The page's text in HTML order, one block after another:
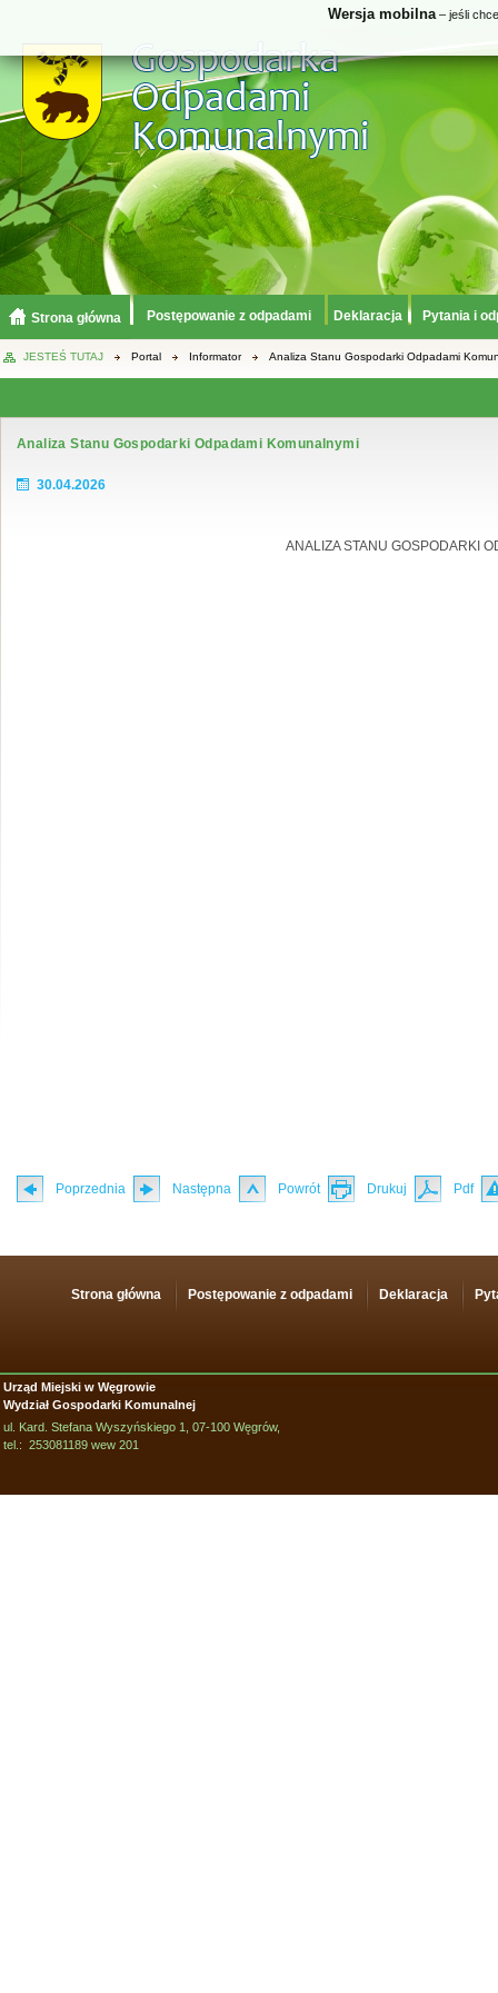
Strona główna Postępowanie z odpadami Deklaracja Pytania i
JESTEŚ TUTAJ Portal Informator Analiza Stanu Gospodarki Odpadami
Analiza Stanu Gospodarki Odpadami Komunalnymi
30.04.2026
ANALIZA STANU GOSPODARKI
Poprzednia Następna Powrót Drukuj Pdf
Strona główna Postępowanie z odpadami Deklaracja
Urząd Miejski w Węgrowie
Wydział Gospodarki Komunalnej
ul. Kard. Stefana Wyszyńskiego 1, 07-100 Węgrów,
tel.: 253081189 wew 201
Wersja mobilna– jeśli